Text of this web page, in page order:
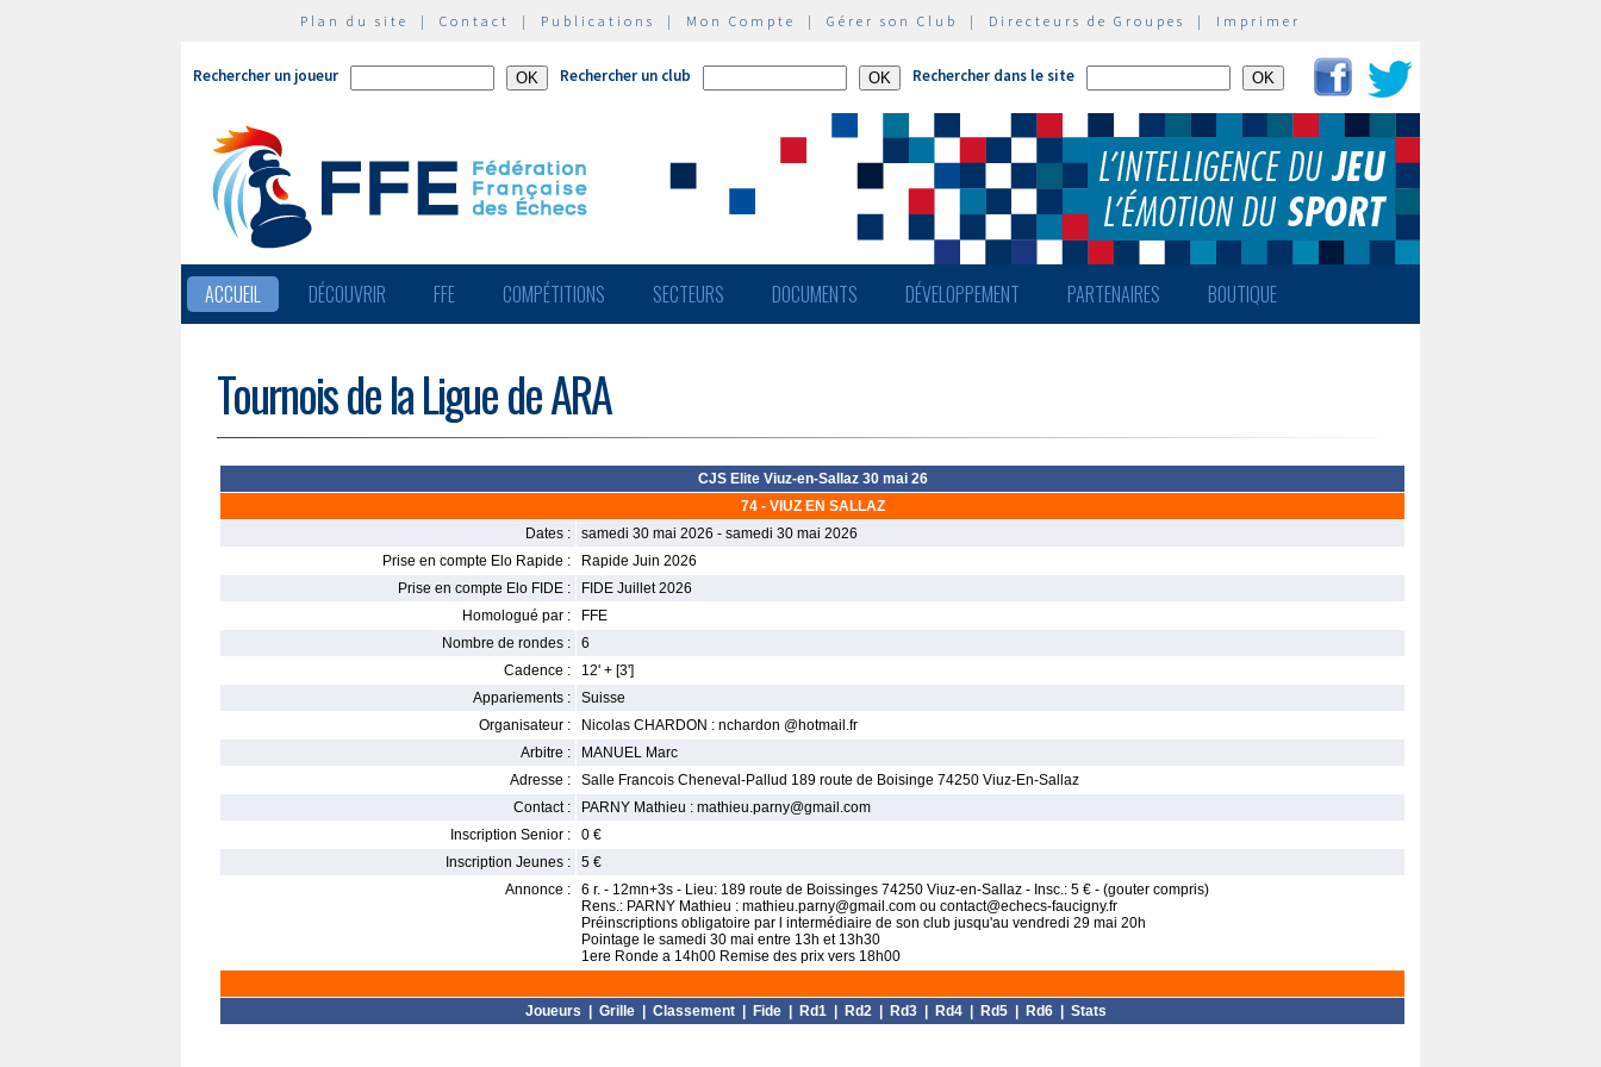
Plan du site | Contact | Publications | Mon Compte | Gérer son Club | Directeurs de Groupes | Imprimer
Rechercher un joueur Rechercher un club Rechercher dans le site
ACCUEIL DÉCOUVRIR FFE COMPÉTITIONS SECTEURS DOCUMENTS DÉVELOPPEMENT PARTENAIRES BOUTIQUE
Tournois de la Ligue de ARA
CJS Elite Viuz-en-Sallaz 30 mai 26
74 - VIUZ EN SALLAZ
Dates :
samedi 30 mai 2026 - samedi 30 mai 2026
Prise en compte Elo Rapide :
Rapide Juin 2026
Prise en compte Elo FIDE :
FIDE Juillet 2026
Homologué par :
FFE
Nombre de rondes :
6
Cadence :
12' + [3']
Appariements :
Suisse
Organisateur :
Nicolas CHARDON : nchardon @hotmail.fr
Arbitre :
MANUEL Marc
Adresse :
Salle Francois Cheneval-Pallud 189 route de Boisinge 74250 Viuz-En-Sallaz
Contact :
PARNY Mathieu : mathieu.parny@gmail.com
Inscription Senior :
0 €
Inscription Jeunes :
5 €
Annonce :
6 r. - 12mn+3s - Lieu: 189 route de Boissinges 74250 Viuz-en-Sallaz - Insc.: 5 € - (gouter compris)
Rens.: PARNY Mathieu : mathieu.parny@gmail.com ou contact@echecs-faucigny.fr
Préinscriptions obligatoire par l intermédiaire de son club jusqu'au vendredi 29 mai 20h
Pointage le samedi 30 mai entre 13h et 13h30
1ere Ronde a 14h00 Remise des prix vers 18h00
Joueurs Grille Classement Fide Rd1 Rd2 Rd3 Rd4 Rd5 Rd6 Stats